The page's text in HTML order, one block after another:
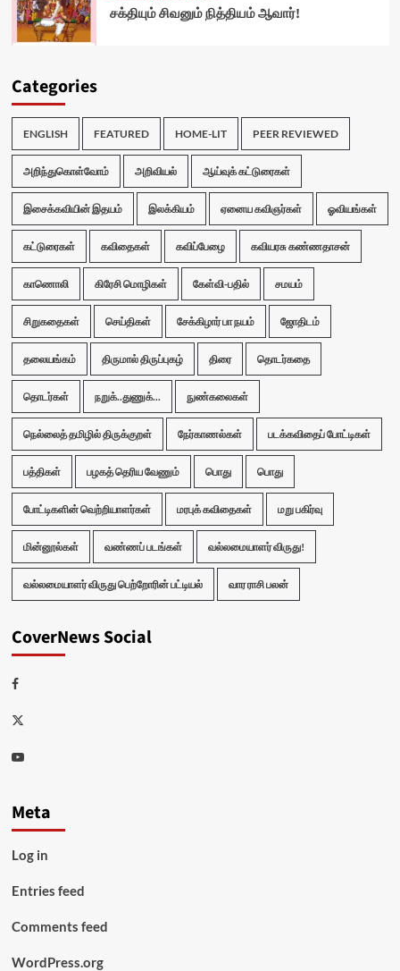
சக்தியும் சிவனும் நித்தியம் ஆவார்!
Categories
ENGLISH FEATURED HOME-LIT PEER REVIEWED
அறிந்துகொள்வோம் அறிவியல் ஆய்வுக் கட்டுரைகள்
இசைக்கவியின் இதயம் இலக்கியம் ஏனைய கவிஞர்கள் ஓவியங்கள்
கட்டுரைகள் கவிதைகள் கவிப்பேழை கவியரசு கண்ணதாசன்
காணொலி கிரேசி மொழிகள் கேள்வி-பதில் சமயம்
சிறுகதைகள் செய்திகள் சேக்கிழார் பா நயம் ஜோதிடம்
தலையங்கம் திருமால் திருப்புகழ் திரை தொடர்கதை
தொடர்கள் நறுக்..துணுக்... நுண்கலைகள்
நெல்லைத் தமிழில் திருக்குறள் நேர்காணல்கள் படக்கவிதைப் போட்டிகள்
பத்திகள் பழகத் தெரிய வேணும் பொது பொது
போட்டிகளின் வெற்றியாளர்கள் மரபுக் கவிதைகள் மறு பகிர்வு
மின்னூல்கள் வண்ணப் படங்கள் வல்லமையாளர் விருது!
வல்லமையாளர் விருது பெற்றோரின் பட்டியல் வார ராசி பலன்
CoverNews Social
Facebook
Twitter
Youtube
Meta
Log in
Entries feed
Comments feed
WordPress.org